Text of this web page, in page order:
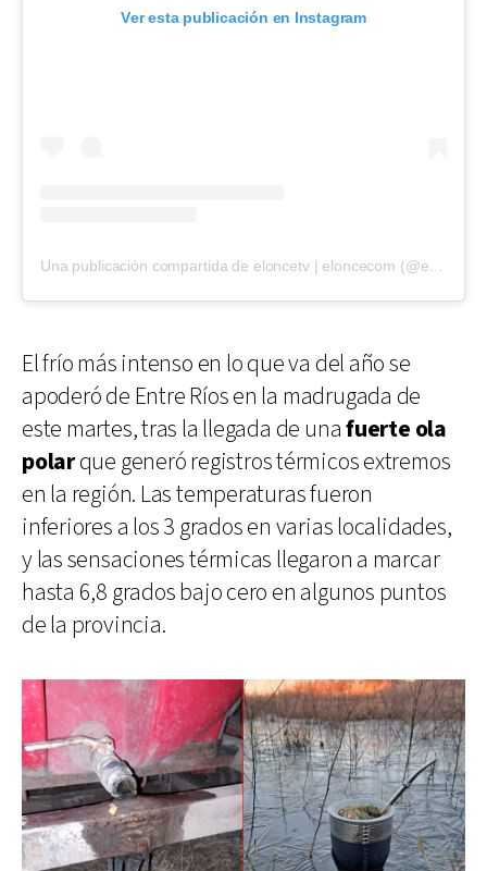
Ver esta publicación en Instagram
El frío más intenso en lo que va del año se
apoderó de Entre Ríos en la madrugada de
este martes, tras la llegada de unafuerte ola
polarque generó registros térmicos extremos
en la región. Las temperaturas fueron
inferiores a los 3 grados en varias localidades,
y las sensaciones térmicas llegaron a marcar
hasta 6,8 grados bajo cero en algunos puntos
de la provincia.